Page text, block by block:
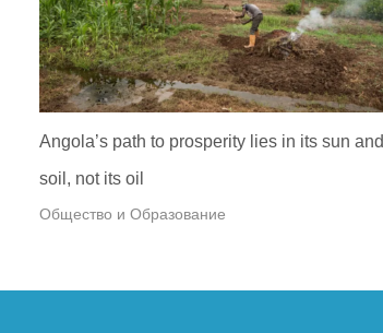
Angola’s path to prosperity lies in its sun and
soil, not its oil
Общество и Образование